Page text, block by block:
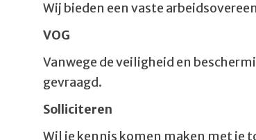
Wij bieden een vaste
VOG
Vanwege de veiligheid en
gevraagd.
Solliciteren
Wil je kennis komen maken met je